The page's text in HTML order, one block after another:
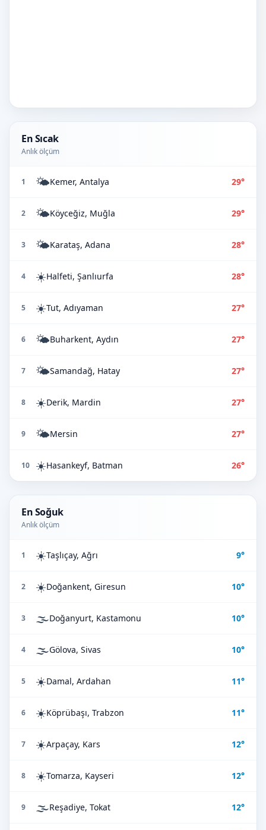
En Sıcak
Anlık ölçüm
1 🌤️Kemer, Antalya 29°
2 🌤️Köyceğiz, Muğla 29°
3 🌤️Karataş, Adana 28°
4 ☀️Halfeti, Şanlıurfa 28°
5 ☀️Tut, Adıyaman 27°
6 🌤️Buharkent, Aydın 27°
7 🌤️Samandağ, Hatay 27°
8 ☀️Derik, Mardin 27°
9 🌤️Mersin 27°
10 ☀️Hasankeyf, Batman 26°
En Soğuk
Anlık ölçüm
1 ☀️Taşlıçay, Ağrı 9°
2 ☀️Doğankent, Giresun 10°
3 🌫️Doğanyurt, Kastamonu 10°
4 🌫️Gölova, Sivas 10°
5 ☀️Damal, Ardahan 11°
6 ☀️Köprübaşı, Trabzon 11°
7 ☀️Arpaçay, Kars 12°
8 ☀️Tomarza, Kayseri 12°
9 🌫️Reşadiye, Tokat 12°